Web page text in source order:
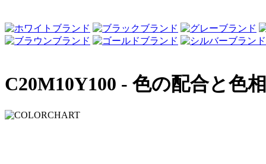
C20M10Y100 - 色の配合と色